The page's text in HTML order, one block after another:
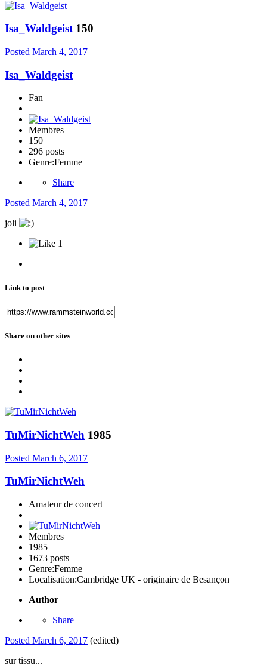
Isa_Waldgeist 150
Posted March 4, 2017
Isa_Waldgeist
Fan
Membres
150
296 posts
Genre:Femme
Share
Posted March 4, 2017
joli
1
Link to post
Share on other sites
TuMirNichtWeh 1985
Posted March 6, 2017
TuMirNichtWeh
Amateur de concert
Membres
1985
1673 posts
Genre:Femme
Localisation:Cambridge UK - originaire de Besançon
Author
Share
Posted March 6, 2017 (edited)
sur tissu...